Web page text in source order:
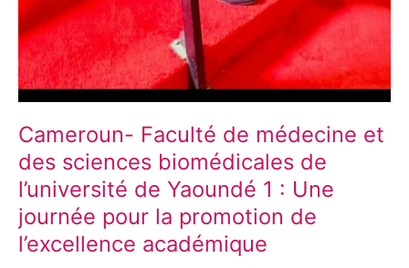
Cameroun- Faculté de médecine et
des sciences biomédicales de
l’université de Yaoundé 1 : Une
journée pour la promotion de
l’excellence académique